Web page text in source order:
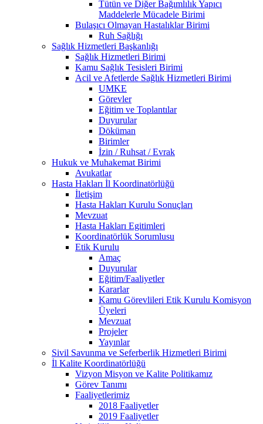
Tütün ve Diğer Bağımlılık Yapıcı
Maddelerle Mücadele Birimi
Bulaşıcı Olmayan Hastalıklar Birimi
Ruh Sağlığı
Sağlık Hizmetleri Başkanlığı
Sağlık Hizmetleri Birimi
Kamu Sağlık Tesisleri Birimi
Acil ve Afetlerde Sağlık Hizmetleri Birimi
UMKE
Görevler
Eğitim ve Toplantılar
Duyurular
Döküman
Birimler
İzin / Ruhsat / Evrak
Hukuk ve Muhakemat Birimi
Avukatlar
Hasta Hakları İl Koordinatörlüğü
İletişim
Hasta Hakları Kurulu Sonuçları
Mevzuat
Hasta Hakları Egitimleri
Koordinatörlük Sorumlusu
Etik Kurulu
Amaç
Duyurular
Eğitim/Faaliyetler
Kararlar
Kamu Görevlileri Etik Kurulu Komisyon
Üyeleri
Mevzuat
Projeler
Yayınlar
Sivil Savunma ve Seferberlik Hizmetleri Birimi
İl Kalite Koordinatörlüğü
Vizyon Misyon ve Kalite Politikamız
Görev Tanımı
Faaliyetlerimiz
2018 Faaliyetler
2019 Faaliyetler